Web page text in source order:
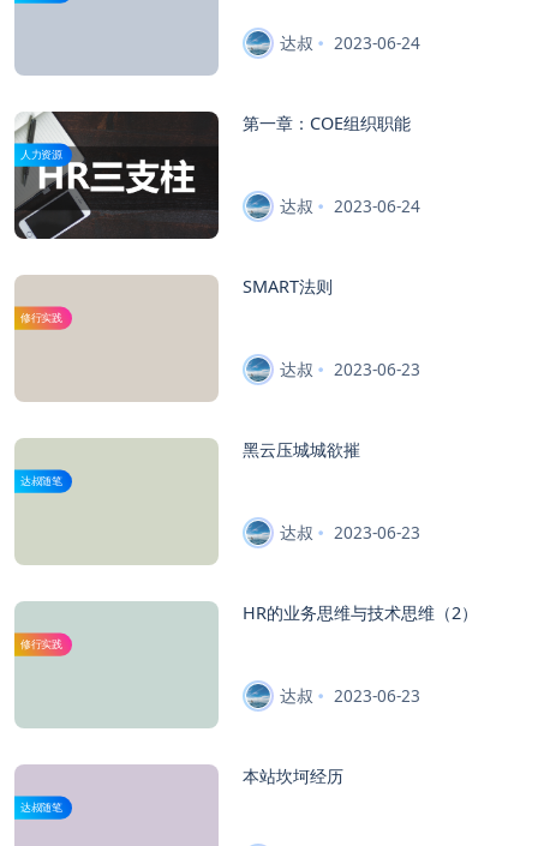
达叔 2023-06-24
人力资源
第一章：COE组织职能
达叔 2023-06-24
修行实践
SMART法则
达叔 2023-06-23
达叔随笔
黑云压城城欲摧
达叔 2023-06-23
修行实践
HR的业务思维与技术思维（2）
达叔 2023-06-23
达叔随笔
本站坎坷经历